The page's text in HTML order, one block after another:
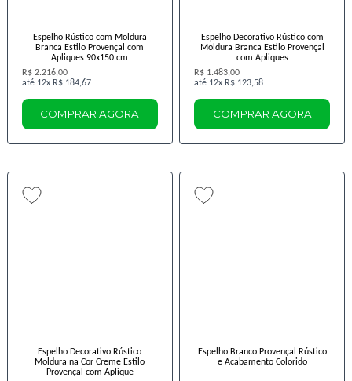
Espelho Rústico com Moldura
Branca Estilo Provençal com
Apliques 90x150 cm
R$ 2.216,00
12x R$ 184,67
COMPRAR AGORA
Espelho Decorativo Rústico com
Moldura Branca Estilo Provençal
com Apliques
R$ 1.483,00
12x R$ 123,58
COMPRAR AGORA
Espelho Decorativo Rústico
Moldura na Cor Creme Estilo
Provençal com Aplique
Espelho Branco Provençal Rústico
e Acabamento Colorido